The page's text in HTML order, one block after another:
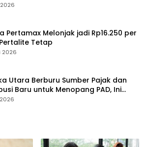
Perdagangan
2026
Pertamax Melonjak jadi Rp16.250 per
Tetap
2026
Utara Berburu Sumber Pajak dan
Baru untuk Menopang PAD, Ini